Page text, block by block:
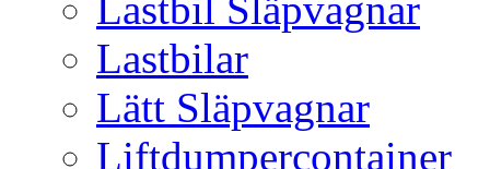
Lastbilar
Lätt Släpvagnar
Liftdumpercontainer